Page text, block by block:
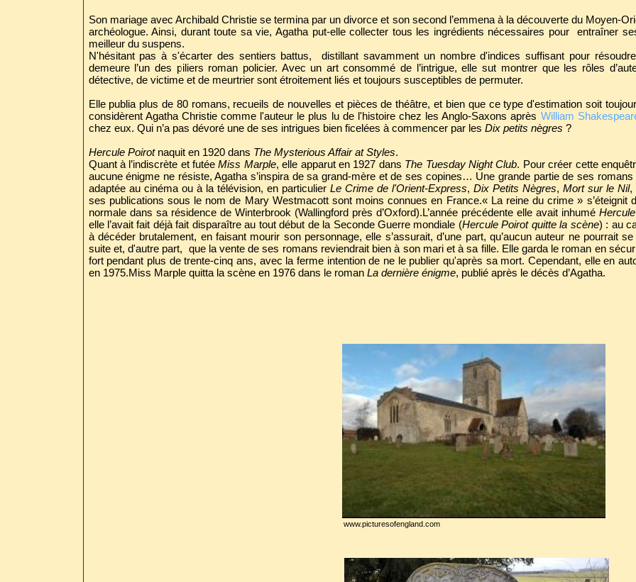
Son mariage avec Archibald Christie se termina par un divorce et son second l’emmena à la découverte du Moyen-
archéologue. Ainsi, durant toute sa vie, Agatha put-elle collecter tous les ingrédients nécessaires pour entraîner
meilleur du suspens.
N'hésitant pas à s'écarter des sentiers battus, distillant savamment un nombre d'indices suffisant pour
demeure l’un des piliers roman policier. Avec un art consommé de l’intrigue, elle sut montrer que les rôles
détective, de victime et de meurtrier sont étroitement liés et toujours susceptibles de permuter.
Elle publia plus de 80 romans, recueils de nouvelles et pièces de théâtre, et bien que ce type d'estimation soit
considèrent Agatha Christie comme l'auteur le plus lu de l'histoire chez les Anglo-Saxons après William
chez eux. Qui n’a pas dévoré une de ses intrigues bien ficelées à commencer par les Dix petits nègres ?
Hercule Poirot naquit en 1920 dans The Mysterious Affair at Styles.
Quant à l’indiscrète et futéeMiss Marple, elle apparut en 1927 dans The Tuesday Night Club. Pour créer cette
aucune énigme ne résiste, Agatha s’inspira de sa grand-mère et de ses copines… Une grande partie de ses
adaptée au cinéma ou à la télévision, en particulier Le Crime de l'Orient-Express, Dix Petits Nègres, Mort sur le Nil,
ses publications sous le nom de Mary Westmacott sont moins connues en France.« La reine du crime » s’éteignit
normale dans sa résidence de Winterbrook (Wallingford près d’Oxford).L’année précédente elle avait inhumé
elle l’avait fait déjà fait disparaître au tout début de la Seconde Guerre mondiale (Hercule Poirot quitte la scène) : au
à décéder brutalement, en faisant mourir son personnage, elle s’assurait, d’une part, qu’aucun auteur ne pourrait se
suite et, d'autre part, que la vente de ses romans reviendrait bien à son mari et à sa fille. Elle garda le roman en
fort pendant plus de trente-cinq ans, avec la ferme intention de ne le publier qu'après sa mort. Cependant, elle en
en 1975.Miss Marple quitta la scène en 1976 dans le roman La dernière énigme, publié après le décès d’Agatha.
www.picturesofengland.com